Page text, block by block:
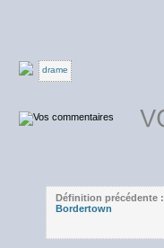
drame
Définition précédente :
Bordertown